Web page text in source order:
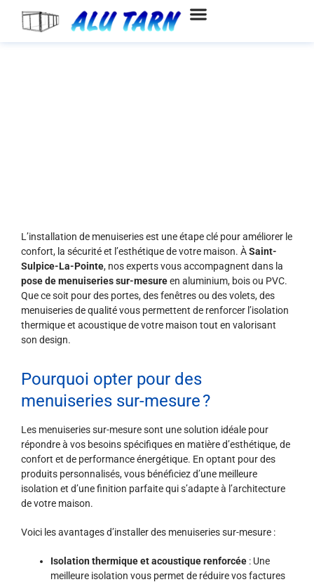
L’installation de menuiseries est une étape clé pour améliorer le
confort, la sécurité et l’esthétique de votre maison. ÀSaint-
Sulpice-La-Pointe, nos experts vous accompagnent dans la
pose de menuiseries sur-mesureen aluminium, bois ou PVC.
Que ce soit pour des portes, des fenêtres ou des volets, des
menuiseries de qualité vous permettent de renforcer l’isolation
thermique et acoustique de votre maison tout en valorisant
son design.
Pourquoi opter pour des
menuiseries sur-mesure ?
Les menuiseries sur-mesure sont une solution idéale pour
répondre à vos besoins spécifiques en matière d’esthétique, de
confort et de performance énergétique. En optant pour des
produits personnalisés, vous bénéficiez d’une meilleure
isolation et d’une finition parfaite qui s’adapte à l’architecture
de votre maison.
Voici les avantages d’installer des menuiseries sur-mesure :
Isolation thermique et acoustique renforcée : Une
meilleure isolation vous permet de réduire vos factures